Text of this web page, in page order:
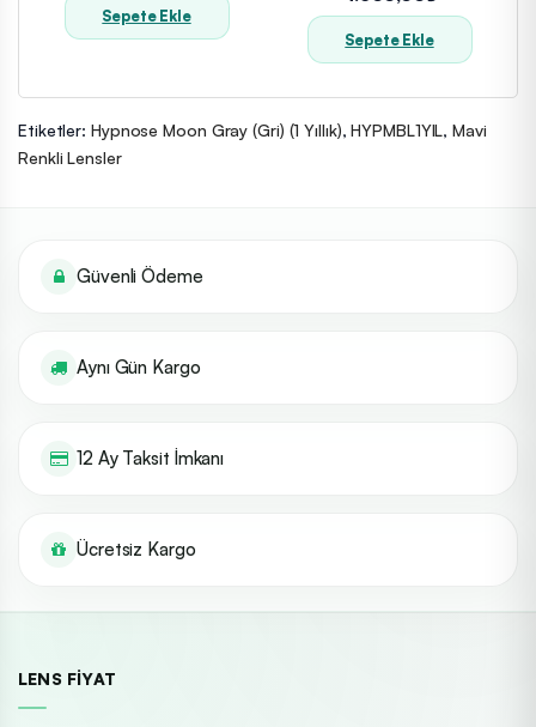
Sepete Ekle
Sepete Ekle
Etiketler: Hypnose Moon Gray (Gri) (1 Yıllık),HYPMBL1YIL,Mavi
Renkli Lensler
Güvenli Ödeme
Aynı Gün Kargo
12 Ay Taksit İmkanı
Ücretsiz Kargo
LENS FIYAT